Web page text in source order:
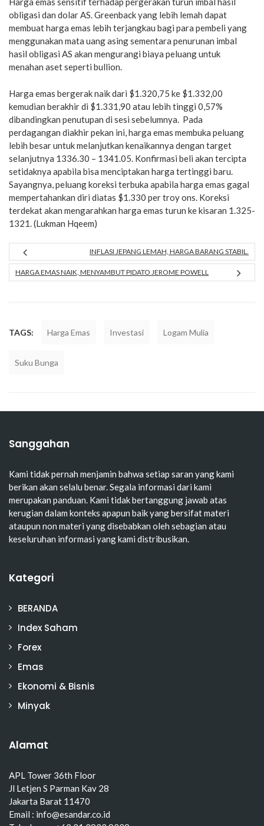
obligasi dan dolar AS. Greenback yang lebih lemah dapat
membuat harga emas lebih terjangkau bagi para pembeli yang
menggunakan mata uang asing sementara penurunan imbal
hasil obligasi AS akan mengurangi biaya peluang untuk
menahan aset seperti bullion.
Harga emas bergerak naik dari $1.320,75 ke $1.332,00
kemudian berakhir di $1.331,90 atau lebih tinggi 0,57%
dibandingkan penutupan di sesi sebelumnya. Pada
perdagangan diakhir pekan ini, harga emas membuka peluang
lebih besar untuk melanjutkan kenaikannya dengan target
selanjutnya 1336.30 – 1341.05. Konfirmasi beli akan tercipta
setidaknya apabila bisa menciptakan harga tertinggi baru.
Sayangnya, peluang koreksi terbuka apabila harga emas gagal
mempertahankan diri diatas $1.330 per troy ons. Koreksi
terdekat akan mengarahkan harga emas turun ke kisaran 1.325-
1321. (Lukman Hqeem)
INFLASI JEPANG LEMAH, HARGA BARANG STABIL.
HARGA EMAS NAIK, MENYAMBUT PIDATO JEROME POWELL
TAGS: Harga Emas Investasi Logam Mulia
Suku Bunga
Sanggahan
Kami tidak pernah menjamin bahwa setiap saran yang kami
berikan akan selalu benar. Segala informasi dari kami
merupakan panduan. Kami tidak bertanggung jawab atas
kerugian dalam konteks apapun baik yang bersifat materi
ataupun non materi yang disebabkan oleh sebagian atau
keseluruhan informasi yang kami distribusikan.
Kategori
BERANDA
Index Saham
Forex
Emas
Ekonomi & Bisnis
Minyak
Alamat
APL Tower 36th Floor
Jl Letjen S Parman Kav 28
Jakarta Barat 11470
Email : info@esandar.co.id